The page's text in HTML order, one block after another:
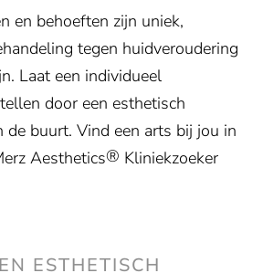
en behoeften zijn uniek,
tegen huidveroudering
Laat een individueel
door een esthetisch
de buurt. Vind een arts bij jou in
Aesthetics® Kliniekzoeker
ESTHETISCH